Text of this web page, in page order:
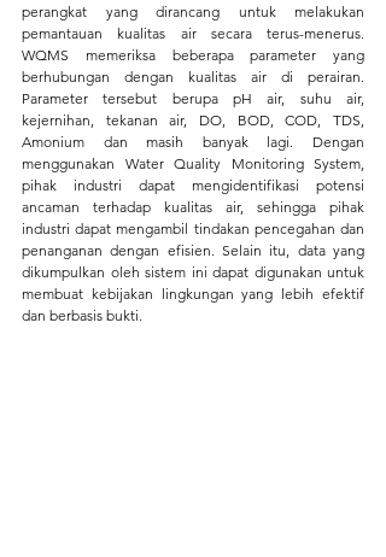
perangkat yang dirancang untuk melakukan
pemantauan kualitas air secara terus-menerus.
WQMS memeriksa beberapa parameter yang
berhubungan dengan kualitas air di perairan.
Parameter tersebut berupa pH air, suhu air,
kejernihan, tekanan air, DO, BOD, COD, TDS,
Amonium dan masih banyak lagi. Dengan
menggunakan Water Quality Monitoring System,
pihak industri dapat mengidentifikasi potensi
ancaman terhadap kualitas air, sehingga pihak
industri dapat mengambil tindakan pencegahan dan
penanganan dengan efisien. Selain itu, data yang
dikumpulkan oleh sistem ini dapat digunakan untuk
membuat kebijakan lingkungan yang lebih efektif
dan berbasis bukti.